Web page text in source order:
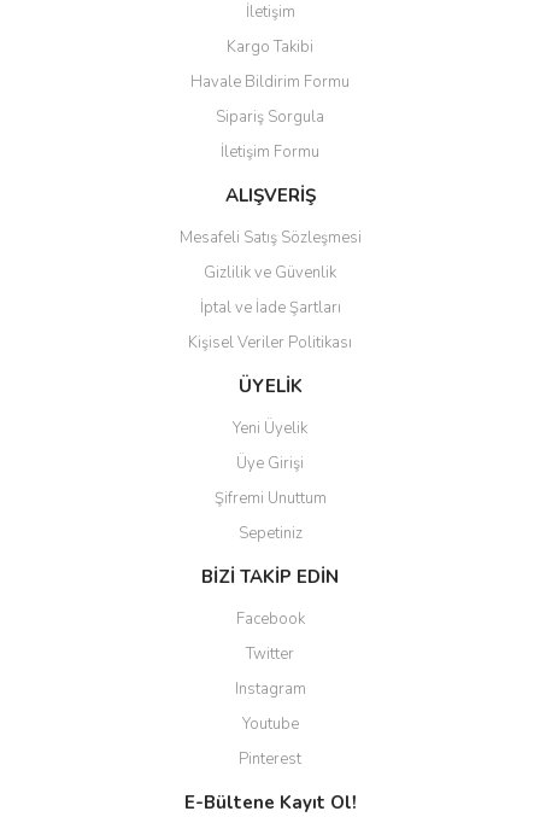
İletişim
Kargo Takibi
Havale Bildirim Formu
Sipariş Sorgula
İletişim Formu
ALIŞVERİŞ
Mesafeli Satış Sözleşmesi
Gizlilik ve Güvenlik
İptal ve İade Şartları
Kişisel Veriler Politikası
ÜYELİK
Yeni Üyelik
Üye Girişi
Şifremi Unuttum
Sepetiniz
BİZİ TAKİP EDİN
Facebook
Twitter
Instagram
Youtube
Pinterest
E-Bültene Kayıt Ol!